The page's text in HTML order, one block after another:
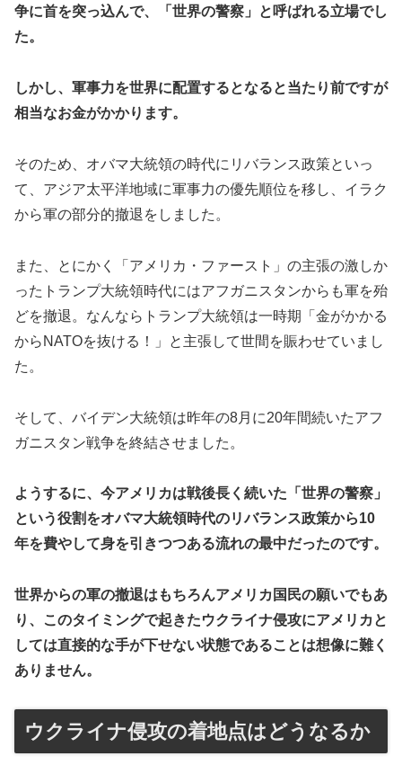
争に首を突っ込んで、「世界の警察」と呼ばれる立場でし
た。
しかし、軍事力を世界に配置するとなると当たり前ですが
相当なお金がかかります。
そのため、オバマ大統領の時代にリバランス政策といっ
て、アジア太平洋地域に軍事力の優先順位を移し、イラク
から軍の部分的撤退をしました。
また、とにかく「アメリカ・ファースト」の主張の激しか
ったトランプ大統領時代にはアフガニスタンからも軍を殆
どを撤退。なんならトランプ大統領は一時期「金がかかる
からNATOを抜ける！」と主張して世間を賑わせていまし
た。
そして、バイデン大統領は昨年の8月に20年間続いたアフ
ガニスタン戦争を終結させました。
ようするに、今アメリカは戦後長く続いた「世界の警察」
という役割をオバマ大統領時代のリバランス政策から10
年を費やして身を引きつつある流れの最中だったのです。
世界からの軍の撤退はもちろんアメリカ国民の願いでもあ
り、このタイミングで起きたウクライナ侵攻にアメリカと
しては直接的な手が下せない状態であることは想像に難く
ありません。
ウクライナ侵攻の着地点はどうなるか